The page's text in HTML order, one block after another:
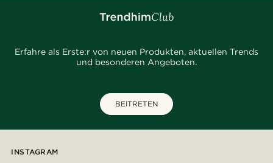
Erfahre als Erste:r von neuen Produkten, aktuellen Trends
und besonderen Angeboten.
BEITRETEN
INSTAGRAM